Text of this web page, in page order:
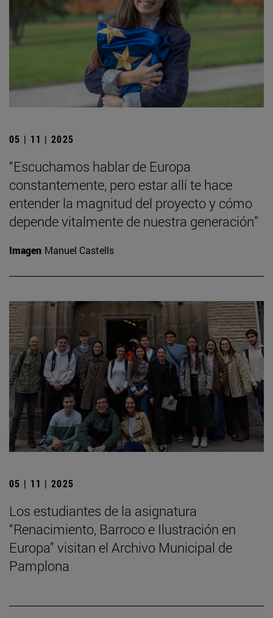
05 | 11 | 2025
“Escuchamos hablar de Europa
constantemente, pero estar allí te hace
entender la magnitud del proyecto y cómo
depende vitalmente de nuestra generación”
Imagen Manuel Castells
05 | 11 | 2025
Los estudiantes de la asignatura
“Renacimiento, Barroco e Ilustración en
Europa” visitan el Archivo Municipal de
Pamplona